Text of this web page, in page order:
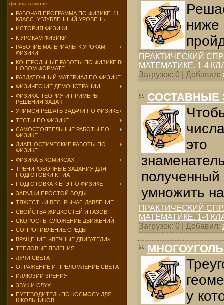
физика в школе
РАБОЧАЯ ПРОГРАММА ПО ФИЗИКЕ. 11
КЛАСС. УГЛУБЛЕННЫЙ УРОВЕНЬ
ИСТОРИЯ ФИЗИКИ
К УРОКАМ ФИЗИКИ
РАБОЧИЕ МАТЕРИАЛЫ К УРОКАМ
ФИЗИКИ
КОНТРОЛЬНЫЕ РАБОТЫ ПО ФИЗИКЕ В
НОВОМ ФОРМАТЕ
РАЗДАТОЧНЫЙ МАТЕРИАЛ ПО ФИЗИКЕ
ФИЗИЧЕСКИЕ ДЕМОНСТРАЦИИ
ФИЗИКА. ТЕОРИЯ И ПРИМЕРЫ
РЕШЕНИЯ ЗАДАЧ
УЧИМСЯ РЕШАТЬ ЗАДАЧИ ПО ФИЗИКЕ
ТЕСТЫ ПО ФИЗИКЕ
САМОСТОЯТЕЛЬНЫЕ РАБОТЫ ПО
ФИЗИКЕ
ДИАГНОСТИЧЕСКИЕ РАБОТЫ ПО
ФИЗИКЕ
ФИЗИКА В КОМИКСАХ
ТРЕНИРОВОЧНЫЕ ЗАДАНИЯ ДЛЯ
ПОДГОТОВКИ К ГИА
ПОДГОТОВКА К ЕГЭ ПО ФИЗИКЕ
ЗАГАДКИ ПРОСТОЙ ВОДЫ
ТЯЖЕСТЬ И ВЕС. РЫЧАГ. ДАВЛЕНИЕ
СВОЙСТВА ЖИДКОСТЕЙ И ГАЗОВ
СКОРОСТЬ. СЛОЖЕНИЕ ДВИЖЕНИЙ
СОПРОТИВЛЕНИЕ СРЕДЫ
ВРАЩЕНИЕ. «ВЕЧНЫЕ ДВИГАТЕЛИ»
ТЕПЛОВЫЕ ЯВЛЕНИЯ
ЛУЧИ СВЕТА
ОТРАЖЕНИЕ И ПРЕЛОМЛЕНИЕ СВЕТА
ИЛЛЮЗИИ ЗРЕНИЯ
ЗВУК И СЛУХ
ПУТЕВОДИТЕЛЬ ПО КОСМОСУ ДЛЯ
ШКОЛЬНИКОВ
ниже
ПРАКТИЧЕСКИЙ
МАТЕМАТИКЕ. 1-4
Загрузок: 0 | Добавил:
СОСТАВНЫЕ
умножить
ПРАКТИЧЕСКИЙ
МАТЕМАТИКЕ. 1-4
Загрузок: 0 | Добавил:
у